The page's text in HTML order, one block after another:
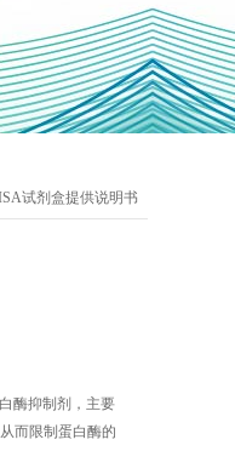
试剂盒提供说明书
酶抑制剂，主要
而限制蛋白酶的